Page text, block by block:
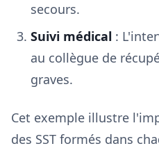
secours.
Suivi médical :
au collègue de
graves.
Cet exemple illustre
des SST formés dans